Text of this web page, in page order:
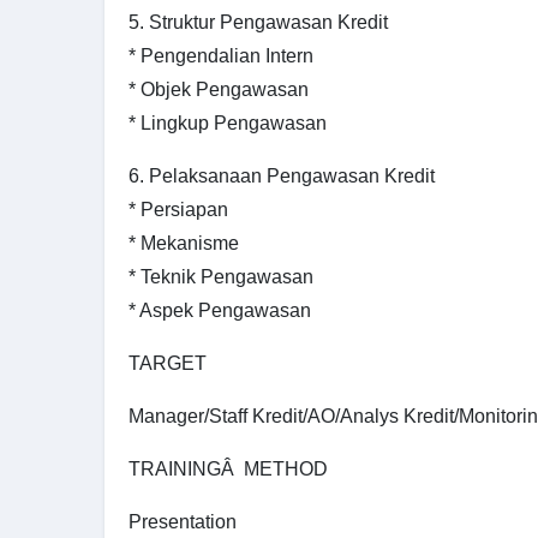
5. Struktur Pengawasan Kredit
* Pengendalian Intern
* Objek Pengawasan
* Lingkup Pengawasan
6. Pelaksanaan Pengawasan Kredit
* Persiapan
* Mekanisme
* Teknik Pengawasan
* Aspek Pengawasan
TARGET
Manager/Staff Kredit/AO/Analys Kredit/
TRAININGÂ METHOD
Presentation